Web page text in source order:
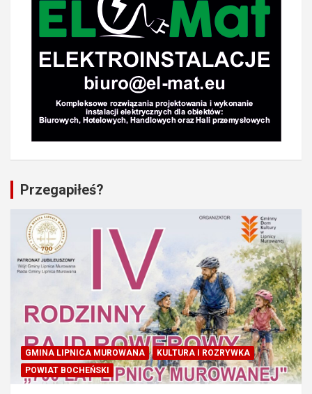
Przegapiłeś?
GMINA LIPNICA MUROWANA
KULTURA I ROZRYWKA
POWIAT BOCHEŃSKI